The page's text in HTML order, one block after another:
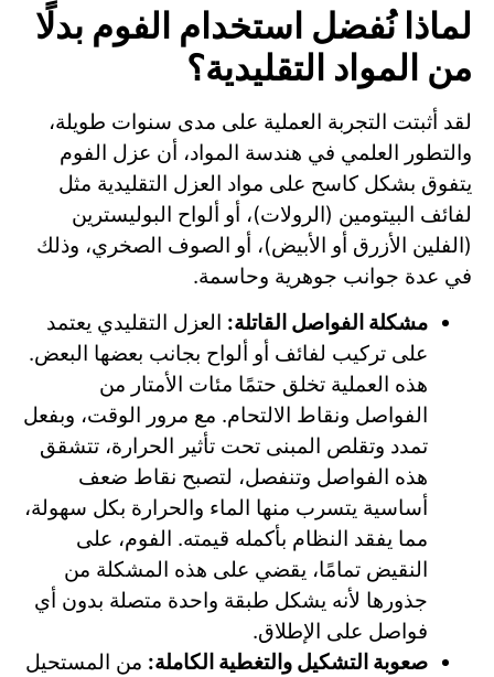
لماذا نُفضل استخدام الفوم بدلًا
من المواد التقليدية؟
لقد أثبتت التجربة العملية على مدى سنوات طويلة،
والتطور العلمي في هندسة المواد، أن عزل الفوم
يتفوق بشكل كاسح على مواد العزل التقليدية مثل
لفائف البيتومين (الرولات)، أو ألواح البوليسترين
(الفلين الأزرق أو الأبيض)، أو الصوف الصخري، وذلك
في عدة جوانب جوهرية وحاسمة.
مشكلة الفواصل القاتلة: العزل التقليدي يعتمد
على تركيب لفائف أو ألواح بجانب بعضها البعض.
هذه العملية تخلق حتمًا مئات الأمتار من
الفواصل ونقاط الالتحام. مع مرور الوقت، وبفعل
تمدد وتقلص المبنى تحت تأثير الحرارة، تتشقق
هذه الفواصل وتنفصل، لتصبح نقاط ضعف
أساسية يتسرب منها الماء والحرارة بكل سهولة،
مما يفقد النظام بأكمله قيمته. الفوم، على
النقيض تمامًا، يقضي على هذه المشكلة من
جذورها لأنه يشكل طبقة واحدة متصلة بدون أي
فواصل على الإطلاق.
صعوبة التشكيل والتغطية الكاملة: من المستحيل